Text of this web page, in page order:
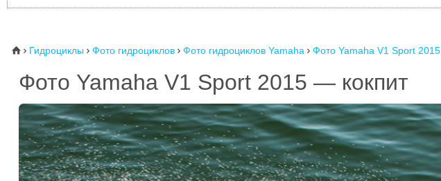
⌂  Гидроциклы  Фото гидроциклов  Фото гидроциклов Yamaha  Фото Yamaha V1 Sport 2015
Фото Yamaha V1 Sport 2015 — кокпит